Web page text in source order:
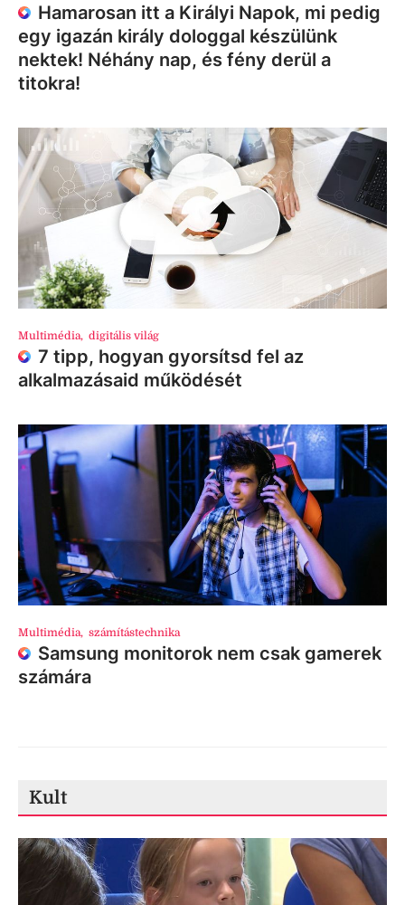
Hamarosan itt a Királyi Napok, mi pedig
egy igazán király dologgal készülünk
nektek! Néhány nap, és fény derül a
titokra!
Multimédia, digitális világ
7 tipp, hogyan gyorsítsd fel az
alkalmazásaid működését
Multimédia, számítástechnika
Samsung monitorok nem csak gamerek
számára
Kult